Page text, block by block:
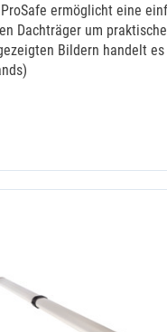
ermöglicht eine
Dachträger um
Bildern handelt